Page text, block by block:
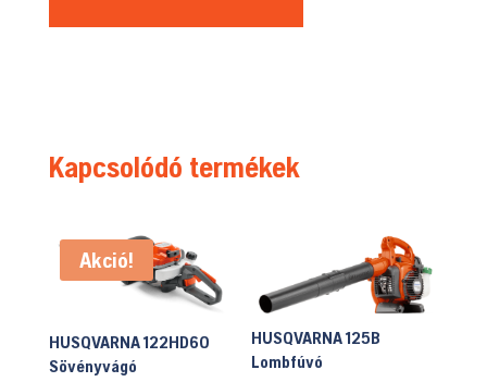
Kapcsolódó termékek
Akció!
HUSQVARNA 122HD60
Sövényvágó
HUSQVARNA 125B
Lombfúvó